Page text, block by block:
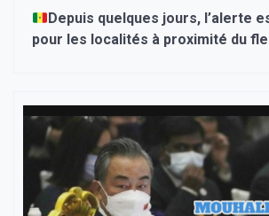
Depuis quelques jours, l’alerte
pour les localités à proximité du
l’Assainissement publié le 27 août